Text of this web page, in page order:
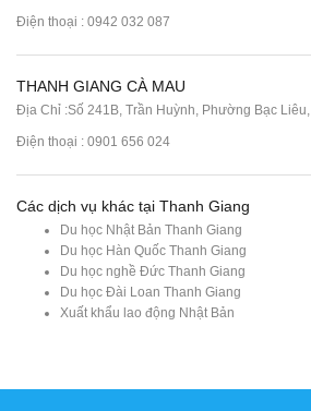
Điện thoại : 0942 032 087
THANH GIANG CÀ MAU
Địa Chỉ :Số 241B, Trần Huỳnh, Phường Bạc
Điện thoại : 0901 656 024
Các dịch vụ khác tại Thanh Giang
Du học Nhật Bản Thanh Giang
Du học Hàn Quốc Thanh Giang
Du học nghề Đức Thanh Giang
Du học Đài Loan Thanh Giang
Xuất khẩu lao động Nhật Bản